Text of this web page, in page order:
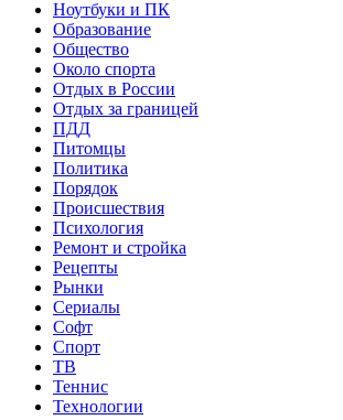
Ноутбуки и ПК
Образование
Общество
Около спорта
Отдых в России
Отдых за границей
ПДД
Питомцы
Политика
Порядок
Происшествия
Психология
Ремонт и стройка
Рецепты
Рынки
Сериалы
Софт
Спорт
ТВ
Теннис
Технологии